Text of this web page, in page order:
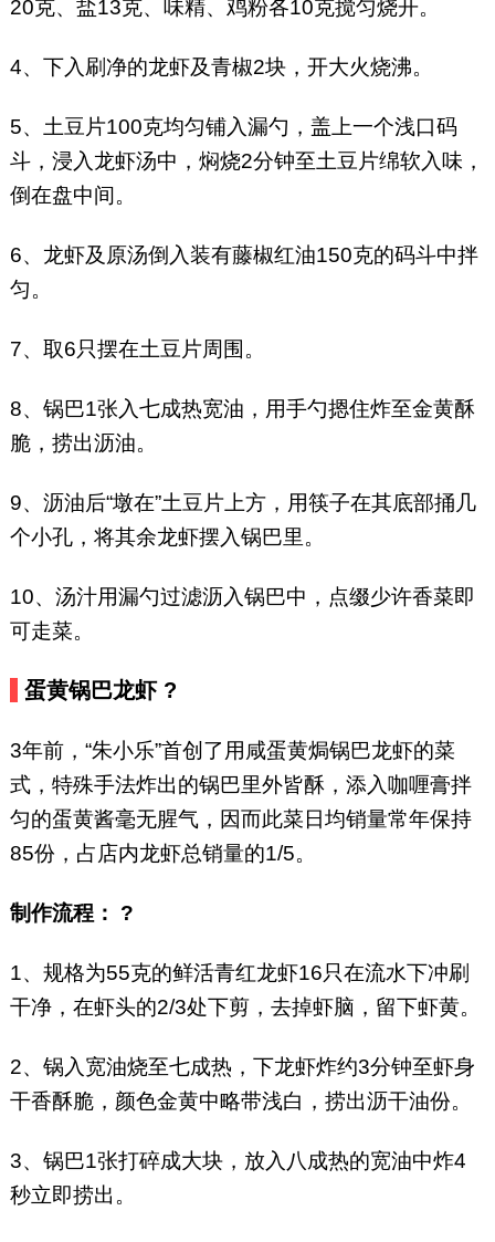
20克、盐13克、味精、鸡粉各10克搅匀烧开。
4、下入刷净的龙虾及青椒2块，开大火烧沸。
5、土豆片100克均匀铺入漏勺，盖上一个浅口码
斗，浸入龙虾汤中，焖烧2分钟至土豆片绵软入味，
倒在盘中间。
6、龙虾及原汤倒入装有藤椒红油150克的码斗中拌
匀。
7、取6只摆在土豆片周围。
8、锅巴1张入七成热宽油，用手勺摁住炸至金黄酥
脆，捞出沥油。
9、沥油后“墩在”土豆片上方，用筷子在其底部捅几
个小孔，将其余龙虾摆入锅巴里。
10、汤汁用漏勺过滤沥入锅巴中，点缀少许香菜即
可走菜。
蛋黄锅巴龙虾 ?
3年前，“朱小乐”首创了用咸蛋黄焗锅巴龙虾的菜
式，特殊手法炸出的锅巴里外皆酥，添入咖喱膏拌
匀的蛋黄酱毫无腥气，因而此菜日均销量常年保持
85份，占店内龙虾总销量的1/5。
制作流程： ?
1、规格为55克的鲜活青红龙虾16只在流水下冲刷
干净，在虾头的2/3处下剪，去掉虾脑，留下虾黄。
2、锅入宽油烧至七成热，下龙虾炸约3分钟至虾身
干香酥脆，颜色金黄中略带浅白，捞出沥干油份。
3、锅巴1张打碎成大块，放入八成热的宽油中炸4
秒立即捞出。